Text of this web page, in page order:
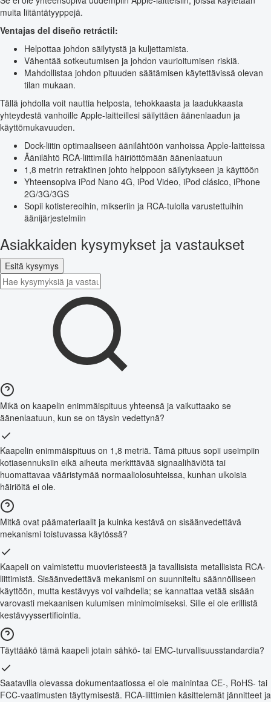
muita liitäntätyyppejä.
Ventajas del diseño retráctil:
Helpottaa johdon säilytystä ja kuljettamista.
Vähentää sotkeutumisen ja johdon vaurioitumisen riskiä.
Mahdollistaa johdon pituuden säätämisen käytettävissä olevan
tilan mukaan.
Tällä johdolla voit nauttia helposta, tehokkaasta ja laadukkaasta
yhteydestä vanhoille Apple-laitteillesi säilyttäen äänenlaadun ja
käyttömukavuuden.
Dock-liitin optimaaliseen äänilähtöön vanhoissa Apple-laitteissa
Äänilähtö RCA-liittimillä häiriöttömään äänenlaatuun
1,8 metrin retraktinen johto helppoon säilytykseen ja käyttöön
Yhteensopiva iPod Nano 4G, iPod Video, iPod clásico, iPhone
2G/3G/3GS
Sopii kotistereoihin, mikseriin ja RCA-tulolla varustettuihin
äänijärjestelmiin
Asiakkaiden kysymykset ja vastaukset
Esitä kysymys
Mikä on kaapelin enimmäispituus yhteensä ja vaikuttaako se
äänenlaatuun, kun se on täysin vedettynä?
Kaapelin enimmäispituus on 1,8 metriä. Tämä pituus sopii useimpiin
kotiasennuksiin eikä aiheuta merkittävää signaalihäviötä tai
huomattavaa vääristymää normaaliolosuhteissa, kunhan ulkoisia
häiriöitä ei ole.
Mitkä ovat päämateriaalit ja kuinka kestävä on sisäänvedettävä
mekanismi toistuvassa käytössä?
Kaapeli on valmistettu muovieristeestä ja tavallisista metallisista RCA-
liittimistä. Sisäänvedettävä mekanismi on suunniteltu säännölliseen
käyttöön, mutta kestävyys voi vaihdella; se kannattaa vetää sisään
varovasti mekaanisen kulumisen minimoimiseksi. Sille ei ole erillistä
kestävyyssertifiointia.
Täyttääkö tämä kaapeli jotain sähkö- tai EMC-turvallisuusstandardia?
Saatavilla olevassa dokumentaatiossa ei ole mainintaa CE-, RoHS- tai
FCC-vaatimusten täyttymisestä. RCA-liittimien käsittelemät jännitteet ja